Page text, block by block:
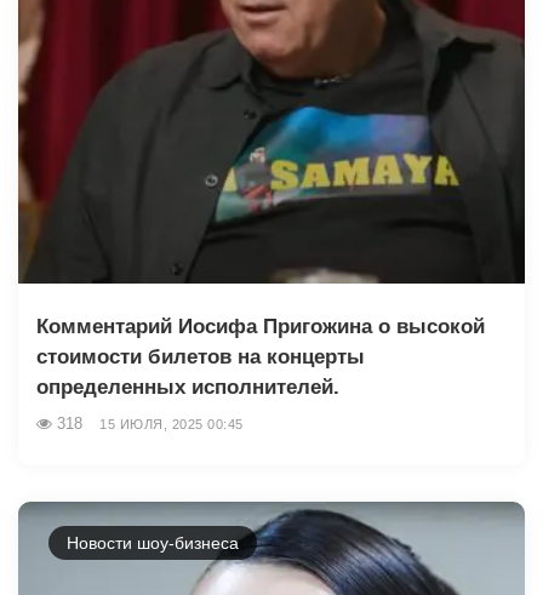
Комментарий Иосифа Пригожина о высокой
стоимости билетов на концерты
определенных исполнителей.
318 15 ИЮЛЯ, 2025 00:45
Новости шоу-бизнеса